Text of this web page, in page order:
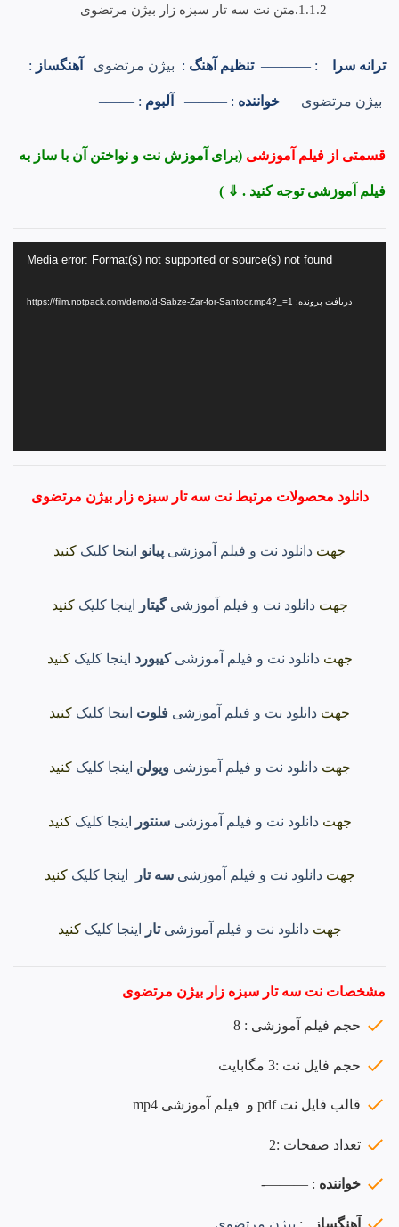
متن نت سه تار سبزه زار بیژن مرتضوی
ترانه سرا : ———– تنظیم آهنگ : بیژن مرتضوی آهنگساز :
بیژن مرتضوی خواننده : ——— آلبوم : ——–
قسمتی از فیلم آموزشی (برای آموزش نت و نواختن آن با ساز به
فیلم آموزشی توجه کنید . ⇓ )
Media error: Format(s) not supported or source(s) not found
دریافت پرونده: https://film.notpack.com/demo/d-Sabze-Zar-for-Santoor.mp4?_=1
دانلود محصولات مرتبط نت سه تار سبزه زار بیژن مرتضوی
جهت دانلود نت و فیلم آموزشی پیانو اینجا کلیک کنید
جهت دانلود نت و فیلم آموزشیگیتار اینجا کلیک کنید
جهتدانلود نت و فیلم آموزشی کیبورد اینجا کلیک کنید
جهت دانلود نت و فیلم آموزشی فلوت اینجا کلیک کنید
جهت دانلود نت و فیلم آموزشی ویولن اینجا کلیک کنید
جهتدانلود نت و فیلم آموزشی سنتور اینجا کلیک کنید
جهتدانلود نت و فیلم آموزشیسه تار اینجا کلیک کنید
جهت دانلود نت و فیلم آموزشی تار اینجا کلیک کنید
مشخصات نت سه تار سبزه زار بیژن مرتضوی
حجم فیلم آموزشی : 8
حجم فایل نت :3 مگابایت
قالب فایل نت pdf و فیلم آموزشی mp4
تعداد صفحات :2
خواننده : ———-
آهنگساز : بیژن مرتضوی